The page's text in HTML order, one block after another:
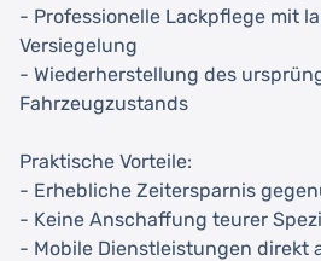
- Professionelle Lackpflege mit
Versiegelung
- Wiederherstellung des
Fahrzeugzustands
Praktische Vorteile:
- Erhebliche Zeitersparnis
- Keine Anschaffung teurer
- Mobile Dienstleistungen direkt